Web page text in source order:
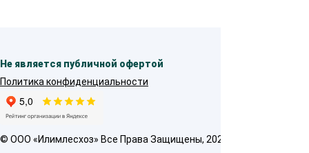
Не является публичной офертой
Политика конфиденциальности
© OOO «Илимлесхоз» Все Права Защищены, 2026